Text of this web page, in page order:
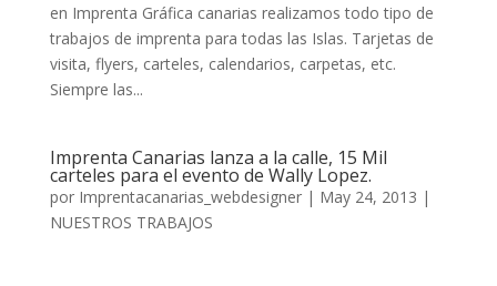
en Imprenta Gráfica canarias realizamos todo tipo de
trabajos de imprenta para todas las Islas. Tarjetas de
visita, flyers, carteles, calendarios, carpetas, etc.
Siempre las...
Imprenta Canarias lanza a la calle, 15 Mil
carteles para el evento de Wally Lopez.
por Imprentacanarias_webdesigner| May 24, 2013 |
NUESTROS TRABAJOS